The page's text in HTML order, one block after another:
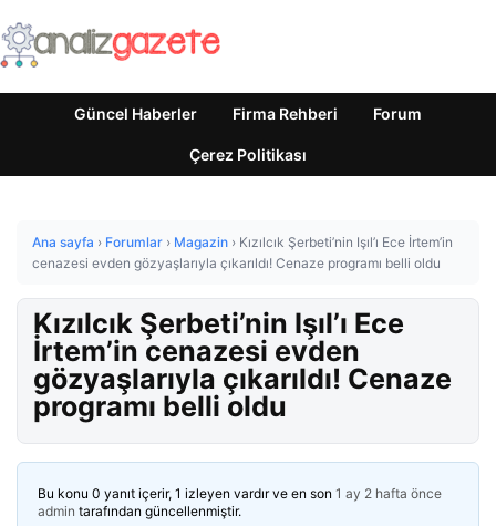
Güncel Haberler Firma Rehberi Forum
Çerez Politikası
Ana sayfa › Forumlar › Magazin › Kızılcık Şerbeti’nin Işıl’ı Ece İrtem’in
cenazesi evden gözyaşlarıyla çıkarıldı! Cenaze programı belli oldu
Kızılcık Şerbeti’nin Işıl’ı Ece
İrtem’in cenazesi evden
gözyaşlarıyla çıkarıldı! Cenaze
programı belli oldu
Bu konu 0 yanıt içerir, 1 izleyen vardır ve en son 1 ay 2 hafta önce
admin tarafından güncellenmiştir.